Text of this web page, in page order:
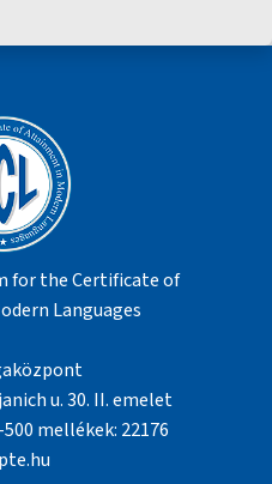
for the Certificate of
Languages
u. 30. II. emelet
mellékek: 22176